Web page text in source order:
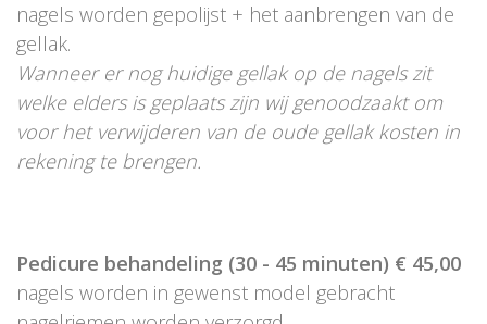
nagels worden gepolijst + het aanbrengen van de
gellak.
Wanneer er nog huidige gellak op de nagels zit
welke elders is geplaats zijn wij genoodzaakt om
voor het verwijderen van de oude gellak kosten in
rekening te brengen.
Pedicure behandeling (30 - 45 minuten) € 45,00
nagels worden in gewenst model gebracht